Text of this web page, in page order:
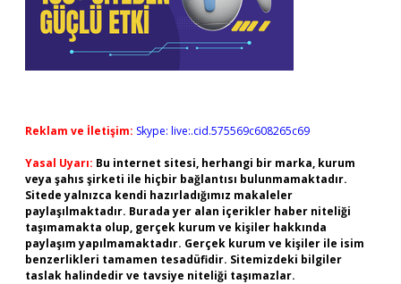
Reklam ve İletişim: Skype: live:.cid.575569c608265c69
Yasal Uyarı: Bu internet sitesi, herhangi bir marka, kurum
veya şahıs şirketi ile hiçbir bağlantısı bulunmamaktadır.
Sitede yalnızca kendi hazırladığımız makaleler
paylaşılmaktadır. Burada yer alan içerikler haber niteliği
taşımamakta olup, gerçek kurum ve kişiler hakkında
paylaşım yapılmamaktadır. Gerçek kurum ve kişiler ile isim
benzerlikleri tamamen tesadüfidir. Sitemizdeki bilgiler
taslak halindedir ve tavsiye niteliği taşımazlar.